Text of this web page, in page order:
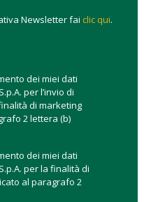
304,72% 28,05%
118,64%
97,52%
Newsletter fai clic qui.
dei miei dati
per l’invio di
di marketing
2 lettera (b)
dei miei dati
per la finalità di
al paragrafo 2